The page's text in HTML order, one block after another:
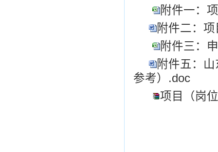
附件一：
附件二：
附件三：
附件五：
参考）.doc
项目（岗